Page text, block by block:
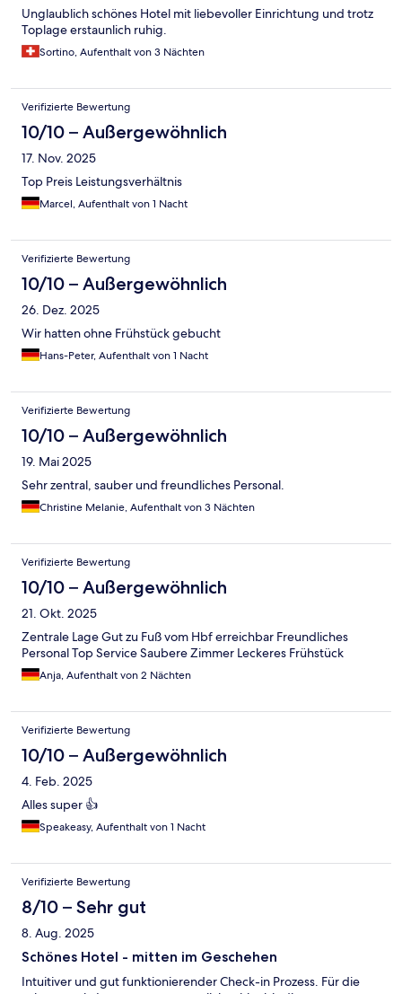
Unglaublich schönes Hotel mit liebevoller Einrichtung und trotz
Toplage erstaunlich ruhig.
Sortino, Aufenthalt von 3 Nächten
Verifizierte Bewertung
10/10 – Außergewöhnlich
17. Nov. 2025
Top Preis Leistungsverhältnis
Marcel, Aufenthalt von 1 Nacht
Verifizierte Bewertung
10/10 – Außergewöhnlich
26. Dez. 2025
Wir hatten ohne Frühstück gebucht
Hans-Peter, Aufenthalt von 1 Nacht
Verifizierte Bewertung
10/10 – Außergewöhnlich
19. Mai 2025
Sehr zentral, sauber und freundliches Personal.
Christine Melanie, Aufenthalt von 3 Nächten
Verifizierte Bewertung
10/10 – Außergewöhnlich
21. Okt. 2025
Zentrale Lage Gut zu Fuß vom Hbf erreichbar Freundliches
Personal Top Service Saubere Zimmer Leckeres Frühstück
Anja, Aufenthalt von 2 Nächten
Verifizierte Bewertung
10/10 – Außergewöhnlich
4. Feb. 2025
Alles super 👍
Speakeasy, Aufenthalt von 1 Nacht
Verifizierte Bewertung
8/10 – Sehr gut
8. Aug. 2025
Schönes Hotel - mitten im Geschehen
Intuitiver und gut funktionierender Check-in Prozess. Für die